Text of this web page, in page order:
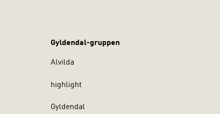
Gyldendal-gruppen
Alvilda
highlight
Gyldendal